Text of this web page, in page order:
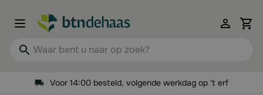
Waar bent u naar op zoek?
Voor 14:00 besteld, volgende werkdag op 't erf